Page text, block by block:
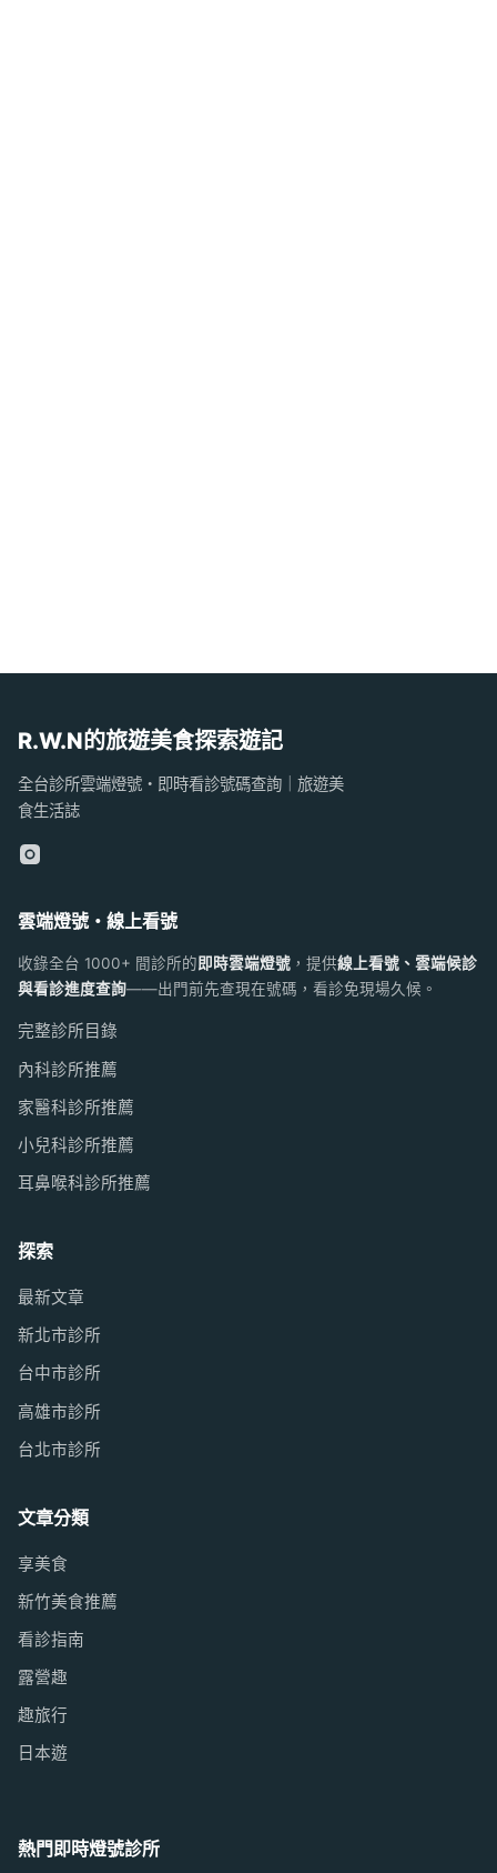
R.W.N的旅遊美食探索遊記
全台診所雲端燈號・即時看診號碼查詢｜旅遊美
食生活誌
雲端燈號・線上看號
收錄全台 1000+ 間診所的即時雲端燈號 ，提供線上看號、雲端候診
與看診進度查詢——出門前先查現在號碼，看診免現場久候。
完整診所目錄
內科診所推薦
家醫科診所推薦
小兒科診所推薦
耳鼻喉科診所推薦
探索
最新文章
新北市診所
台中市診所
高雄市診所
台北市診所
文章分類
享美食
新竹美食推薦
看診指南
露營趣
趣旅行
日本遊
熱門即時燈號診所